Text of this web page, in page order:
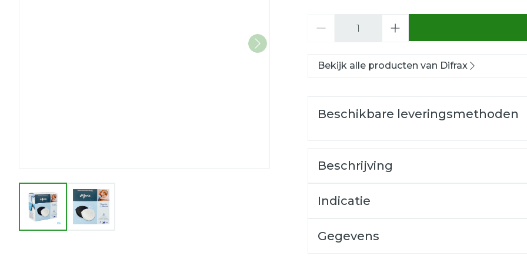
View larger imageView larger image
Bekijk alle producten van Difrax
Beschikbare leveringsmethoden
Beschrijving
Ultra droog gevoel, absorbeert maar liefst
Indicatie
Gegevens